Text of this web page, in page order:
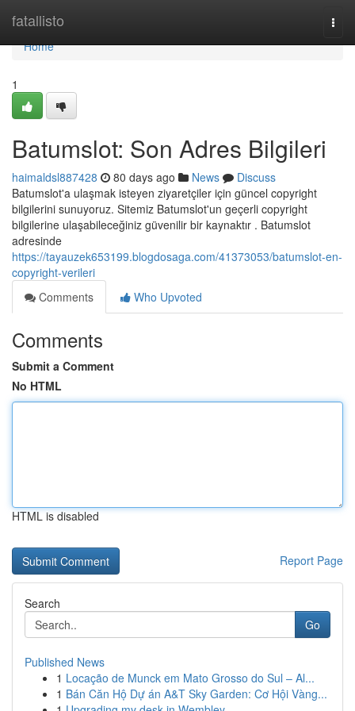
fatallisto
Home
Home
1
Batumslot: Son Adres Bilgileri
haimaldsl887428 80 days ago News
Discuss
Batumslot'a ulaşmak isteyen ziyaretçiler için güncel copyright
bilgilerini sunuyoruz. Sitemiz Batumslot'un geçerli copyright
bilgilerine ulaşabileceğiniz güvenilir bir kaynaktır . Batumslot
adresinde
https://tayauzek653199.blogdosaga.com/41373053/batumslot-en-
copyright-verileri
Comments
Who Upvoted
Comments
Submit a Comment
No HTML
HTML is disabled
Report Page
Search
Go
Published News
1 Locação de Munck em Mato Grosso do Sul – Al...
1 Bán Căn Hộ Dự án A&T Sky Garden: Cơ Hội Vàng...